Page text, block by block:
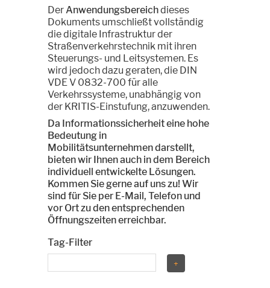
DerAnwendungsbereichdieses
Dokuments umschließt vollständig
die digitale Infrastruktur der
Straßenverkehrstechnik mit ihren
Steuerungs- und Leitsystemen. Es
wird jedoch dazu geraten, die DIN
VDE V 0832-700 für alle
Verkehrssysteme, unabhängig von
der KRITIS-Einstufung, anzuwenden.
Da Informationssicherheit eine hohe
Bedeutung in
Mobilitätsunternehmen darstellt,
bieten wir Ihnen auch in dem Bereich
individuell entwickelte Lösungen.
Kommen Sie gerne auf uns zu! Wir
sind für Sie per E-Mail, Telefon und
vor Ort zu den entsprechenden
Öffnungszeiten erreichbar.
Tag-Filter